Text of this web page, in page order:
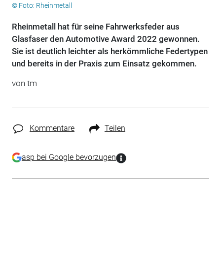
© Foto: Rheinmetall
Rheinmetall hat für seine Fahrwerksfeder aus
Glasfaser den Automotive Award 2022 gewonnen.
Sie ist deutlich leichter als herkömmliche Federtypen
und bereits in der Praxis zum Einsatz gekommen.
von tm
Kommentare Teilen
asp bei Google bevorzugen